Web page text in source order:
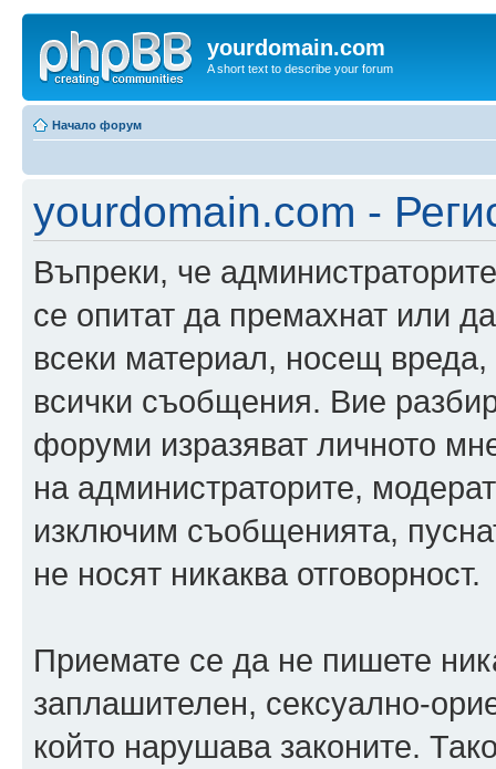
yourdomain.com
A short text to describe your forum
Начало форум
yourdomain.com -
Въпреки, че
се опитат да премахнат или
всеки материал, носещ
всички съобщения. Вие
форуми изразяват личното
на администраторите,
изключим съобщенията,
не носят никаква отговорност.
Приемате се да не пишете
заплашителен, сексуално-
който нарушава законите.